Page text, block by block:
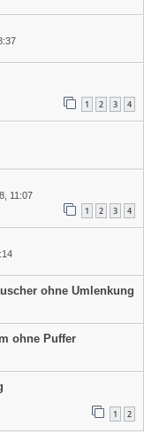
1 2 3 4
11:07
1 2 3 4
ohne Umlenkung
ohne Puffer
1 2